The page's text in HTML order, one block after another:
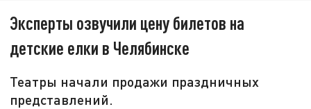
Эксперты озвучили цену билетов на
детские елки в Челябинске
Театры начали продажи праздничных
представлений.